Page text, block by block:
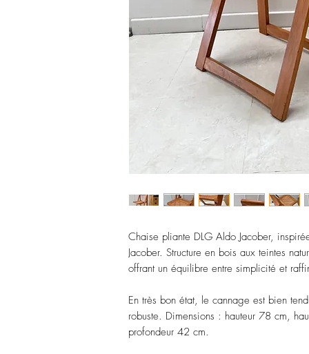
Chaise pliante DLG Aldo Jacober,
Jacober. Structure en bois aux teintes
offrant un équilibre entre simplicité et
En très bon état, le cannage est bien
robuste. Dimensions : hauteur 78 cm,
profondeur 42 cm.